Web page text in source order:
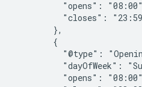
"opens":
"closes":
        },
        {
"@type":
"dayOfWeek":
"opens":